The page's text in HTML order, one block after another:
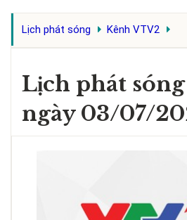
Lịch phát sóng Kênh VTV2
Lịch phát
ngày 03/07/